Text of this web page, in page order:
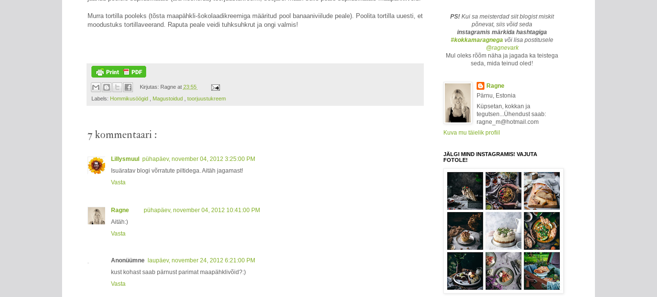
Murra tortilla pooleks (tõsta maapähkli-šokolaadikreemiga määritud pool banaaniviilude peale). Poolita tortilla uuesti, et
moodustuks tortillaveerand. Raputa peale veidi tuhksuhkrut ja ongi valmis!
Kirjutas: Ragne at 23:55
Labels: Hommikusöögid , Magustoidud , toorjuustukreem
7 kommentaari :
Lillysmuul
pühapäev, november 04, 2012 3:25:00 PM
Isuäratav blogi võrratute piltidega. Aitäh jagamast!
Vasta
Ragne
pühapäev, november 04, 2012 10:41:00 PM
Aitäh:)
Vasta
Anonüümne
laupäev, november 24, 2012 6:21:00 PM
kust kohast saab pärnust parimat maapähklivõid?:)
Vasta
PS! Kui sa meisterdad siit blogist miskit
põnevat, siis võid seda
instagramis märkida hashtagiga
#kokkamaragnega või lisa postitusele
@ragnevark
Mul oleks rõõm näha ja jagada ka teistega
seda, mida teinud oled !
Ragne
Pärnu, Estonia
Küpsetan, kokkan ja
tegutsen...Ühendust saab:
ragne_m@hotmail.com
Kuva mu täielik profiil
JÄLGI MIND INSTAGRAMIS! VAJUTA
FOTOLE!